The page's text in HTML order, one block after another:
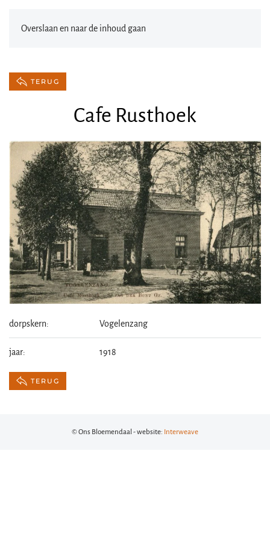
Overslaan en naar de inhoud gaan
TERUG
Cafe Rusthoek
dorpskern: Vogelenzang
jaar: 1918
TERUG
© Ons Bloemendaal - website: Interweave